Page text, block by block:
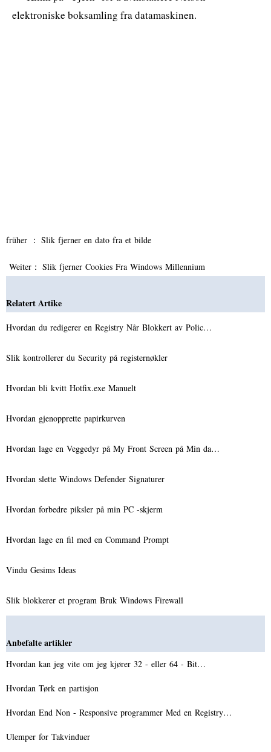
elektroniske boksamling fra datamaskinen.
früher ： Slik fjerner en dato fra et bilde
Weiter： Slik fjerner Cookies Fra Windows Millennium
Relatert Artike
Hvordan du redigerer en Registry Når Blokkert av Polic…
Slik kontrollerer du Security på registernøkler
Hvordan bli kvitt Hotfix.exe Manuelt
Hvordan gjenopprette papirkurven
Hvordan lage en Veggedyr på My Front Screen på Min da…
Hvordan slette Windows Defender Signaturer
Hvordan forbedre piksler på min PC -skjerm
Hvordan lage en fil med en Command Prompt
Vindu Gesims Ideas
Slik blokkerer et program Bruk Windows Firewall
Anbefalte artikler
Hvordan kan jeg vite om jeg kjører 32 - eller 64 - Bit…
Hvordan Tørk en partisjon
Hvordan End Non - Responsive programmer Med en Registry…
Ulemper for Takvinduer